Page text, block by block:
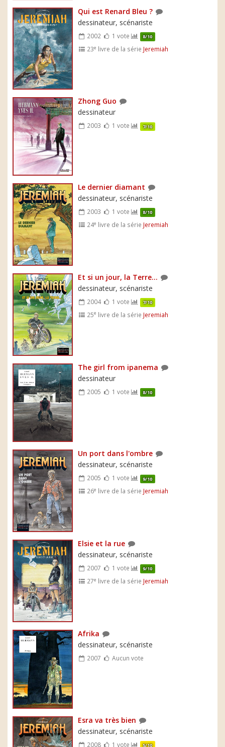
Qui est Renard Bleu ?
dessinateur, scénariste
2002 1 vote 8/10
23e livre de la série Jeremiah
Zhong Guo
dessinateur
2003 1 vote 7/10
Le dernier diamant
dessinateur, scénariste
2003 1 vote 8/10
24e livre de la série Jeremiah
Et si un jour, la Terre...
dessinateur, scénariste
2004 1 vote 7/10
25e livre de la série Jeremiah
The girl from ipanema
dessinateur
2005 1 vote 8/10
Un port dans l'ombre
dessinateur, scénariste
2005 1 vote 9/10
26e livre de la série Jeremiah
Elsie et la rue
dessinateur, scénariste
2007 1 vote 9/10
27e livre de la série Jeremiah
Afrika
dessinateur, scénariste
2007 Aucun vote
Esra va très bien
dessinateur, scénariste
2008 1 vote 5/10